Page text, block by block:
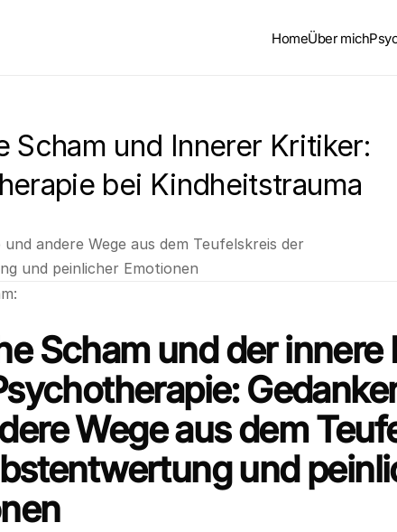
Scham und Innerer Kritiker:
bei Kindheitstrauma
andere Wege aus dem Teufelskreis der
und peinlicher Emotionen
Scham und der innere
Wege aus dem
und
HomeÜber mich